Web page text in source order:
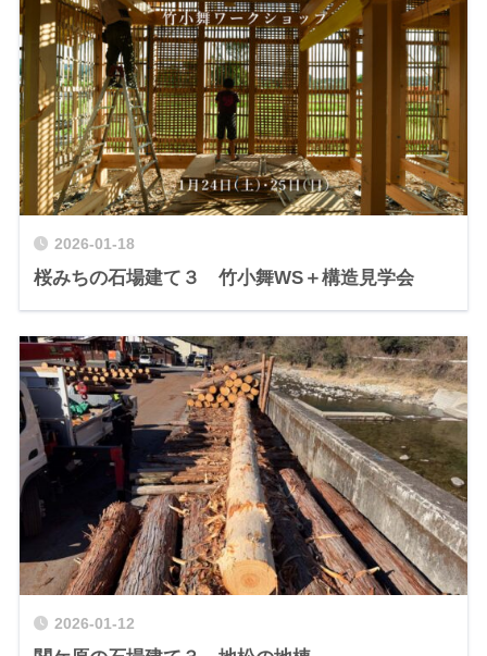
2026-01-18
桜みちの石場建て３ 竹小舞WS＋構造見学会
2026-01-12